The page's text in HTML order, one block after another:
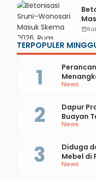
calendar_month
TERPOPULER
News
Jadi ke-
News
Dapur
Buayan
Rupiah
News
Diduga
Mebel di
Api